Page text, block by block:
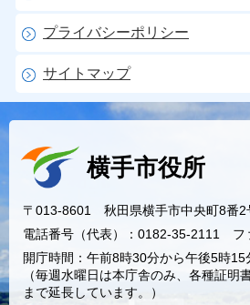
プライバシーポリシー
サイトマップ
横手市役所
〒013-8601 秋田県横手市中央町8番2
電話番号（代表）：0182-35-2111 フ
開庁時間：午前8時30分から午後5時15
（毎週水曜日は本庁舎のみ、各種証明
まで延長しています。）